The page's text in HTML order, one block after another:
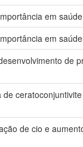
em
em
de
de cio e